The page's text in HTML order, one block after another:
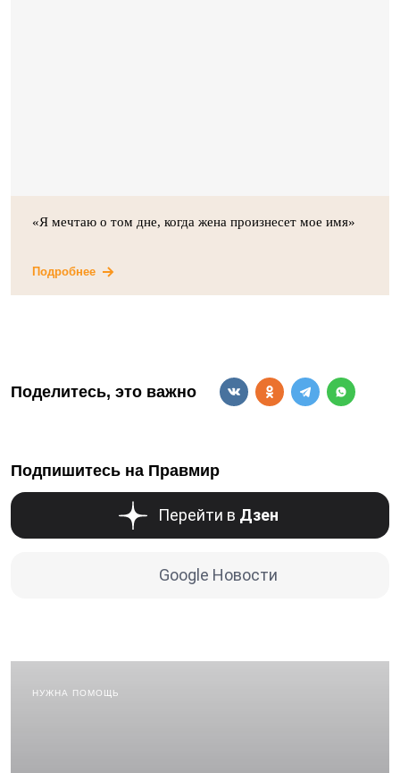
«Я мечтаю о том дне, когда жена произнесет мое имя»
Подробнее
Поделитесь, это важно
Подпишитесь на Правмир
Перейти в Дзен
Google Новости
НУЖНА ПОМОЩЬ